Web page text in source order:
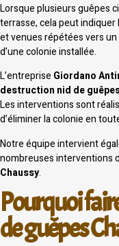
Lorsque plusieurs guêpes
terrasse, cela peut indiquer
et venues répétées vers
d’une colonie installée.
L’entreprise Giordano
destruction nid de
Les interventions sont
d’éliminer la colonie en
Notre équipe intervient
nombreuses interventions
Chaussy.
Pourquoi
de guêpes